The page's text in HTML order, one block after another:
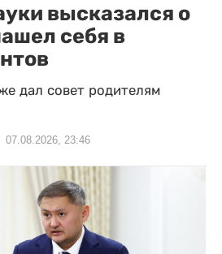
высказался о
себя в
дал совет родителям
07.08.2026, 23:46